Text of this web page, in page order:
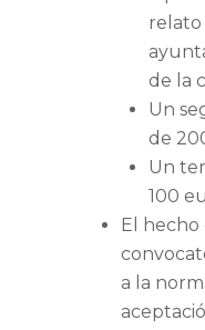
relato
de la
Un
de
Un
100
El hecho
a la